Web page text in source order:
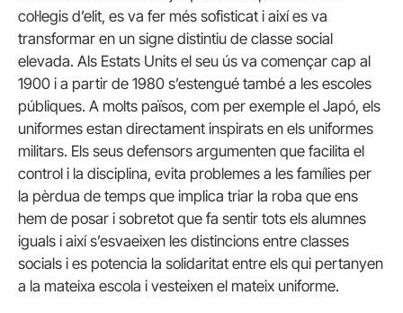
col·legis d’elit, es va fer més sofisticat i així es va
transformar en un signe distintiu de classe social
elevada. Als Estats Units el seu ús va començar cap al
1900 i a partir de 1980 s’estengué també a les escoles
públiques. A molts països, com per exemple el Japó, els
uniformes estan directament inspirats en els uniformes
militars. Els seus defensors argumenten que facilita el
control i la disciplina, evita problemes a les famílies per
la pèrdua de temps que implica triar la roba que ens
hem de posar i sobretot que fa sentir tots els alumnes
iguals i així s’esvaeixen les distincions entre classes
socials i es potencia la solidaritat entre els qui pertanyen
a la mateixa escola i vesteixen el mateix uniforme.